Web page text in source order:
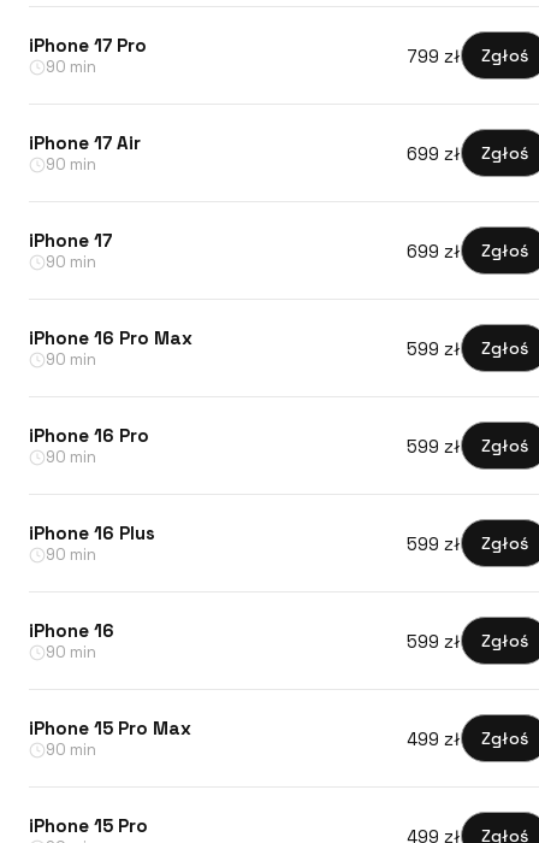
iPhone 17 Pro
90 min 799 zł Zgłoś
iPhone 17 Air
90 min 699 zł Zgłoś
iPhone 17
90 min 699 zł Zgłoś
iPhone 16 Pro Max
90 min 599 zł Zgłoś
iPhone 16 Pro
90 min 599 zł Zgłoś
iPhone 16 Plus
90 min 599 zł Zgłoś
iPhone 16
90 min 599 zł Zgłoś
iPhone 15 Pro Max
90 min 499 zł Zgłoś
iPhone 15 Pro 499 zł Zgłoś